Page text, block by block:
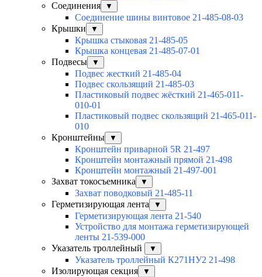
Соединения
▼
Соединение шины винтовое 21-485-08-03
Крышки
▼
Крышка стыковая 21-485-05
Крышка концевая 21-485-07-01
Подвесы
▼
Подвес жесткий 21-485-04
Подвес скользящий 21-485-03
Пластиковый подвес жёсткий 21-465-011-
010-01
Пластиковый подвес скользящий 21-465-011-
010
Кронштейны
▼
Кронштейн приварной 5R 21-497
Кронштейн монтажный прямой 21-498
Кронштейн монтажный 21-497-001
Захват токосъемника
▼
Захват поводковый 21-485-11
Герметизирующая лента
▼
Герметизирующая лента 21-540
Устройство для монтажа герметизирующей
ленты 21-539-000
Указатель троллейный
▼
Указатель троллейный К271НУ2 21-498
Изолирующая секция
▼